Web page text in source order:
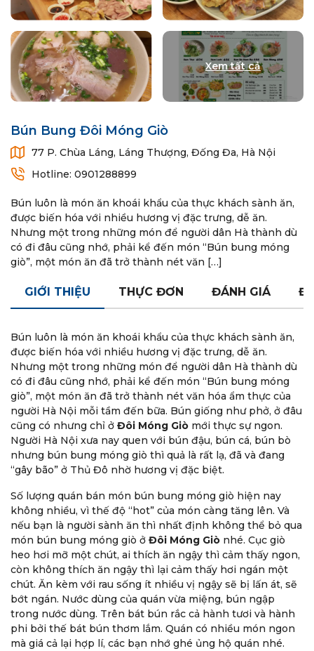
Bún Bung Đôi Móng Giò
77 P. Chùa Láng, Láng Thượng, Đống Đa, Hà Nội
Hotline: 0901288899
Bún luôn là món ăn khoái khẩu của thực khách sành ăn,
được biến hóa với nhiều hương vị đặc trưng, dễ ăn.
Nhưng một trong những món để người dân Hà thành dù
có đi đâu cũng nhớ, phải kể đến món “Bún bung móng
giò”, một món ăn đã trở thành nét văn […]
GIỚI THIỆU THỰC ĐƠN ĐÁNH GIÁ
Bún luôn là món ăn khoái khẩu của thực khách sành ăn,
được biến hóa với nhiều hương vị đặc trưng, dễ ăn.
Nhưng một trong những món để người dân Hà thành dù
có đi đâu cũng nhớ, phải kể đến món “Bún bung móng
giò”, một món ăn đã trở thành nét văn hóa ẩm thực của
người Hà Nội mỗi tầm đến bữa. Bún giống như phở, ở đâu
cũng có nhưng chỉ ở Đôi Móng Giò mới thực sự ngon.
Người Hà Nội xưa nay quen với bún đậu, bún cá, bún bò
nhưng bún bung móng giò thì quả là rất lạ, đã và đang
“gây bão” ở Thủ Đô nhờ hương vị đặc biệt.
Số lượng quán bán món bún bung móng giò hiện nay
không nhiều, vì thế độ “hot” của món càng tăng lên. Và
nếu bạn là người sành ăn thì nhất định không thể bỏ qua
món bún bung móng giò ở Đôi Móng Giò nhé. Cục giò
heo hơi mỡ một chút, ai thích ăn ngậy thì cảm thấy ngon,
còn không thích ăn ngậy thì lại cảm thấy hơi ngán một
chút. Ăn kèm với rau sống ít nhiều vị ngậy sẽ bị lấn át, sẽ
bớt ngán. Nước dùng của quán vừa miệng, bún ngập
trong nước dùng. Trên bát bún rắc cả hành tươi và hành
phi bởi thế bát bún thơm lắm. Quán có nhiều món ngon
mà giá cả lại hợp lí, các bạn nhớ ghé ủng hộ quán nhé.
Doan Thanh
bún ngon lắm, móng giò và thịt luộc đều rất ngon. tuy
nhiên hơi ít, mình ăn ko no lắm nhạc của quán nhẹ
nhàng dễ chịu giá 40k
Li sìn đủ thứ
Bún thịt có nước dùng khá nhạt, chưa đậm vị cho
lắm. Lượng bún và dọc mùng nhiều, no, thịt vẫn còn
nhạt, không gian sach sẽ, ấm cúng
フエンヴ
Mình ăn bún loại rẻ nhất, có giá là 35k. Gia vị cũng